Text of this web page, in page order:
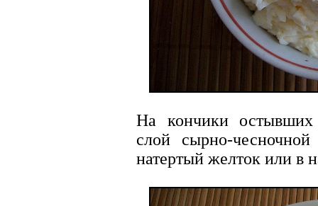
На кончики остывших
слой сырно-
натертый желток или в